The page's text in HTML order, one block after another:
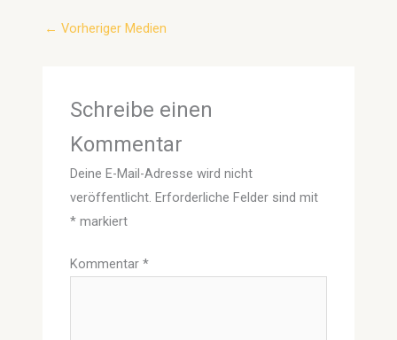
← Vorheriger Medien
Schreibe einen
Kommentar
Deine E-Mail-Adresse wird nicht
veröffentlicht. Erforderliche Felder sind mit
* markiert
Kommentar*